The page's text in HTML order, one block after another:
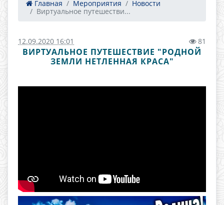
Главная Мероприятия
Новости
Виртуальное путешестви...
12.09.2020 16:01 81
ВИРТУАЛЬНОЕ ПУТЕШЕСТВИЕ "РОДНОЙ
ЗЕМЛИ НЕТЛЕННАЯ КРАСА"